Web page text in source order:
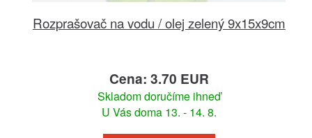
Rozprašovač na vodu / olej zelený 9x15x9cm
Cena: 3.70 EUR
Skladom doručíme ihneď
U Vás doma 13. - 14. 8.